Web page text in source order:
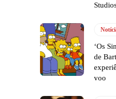
‘Os
de
voo